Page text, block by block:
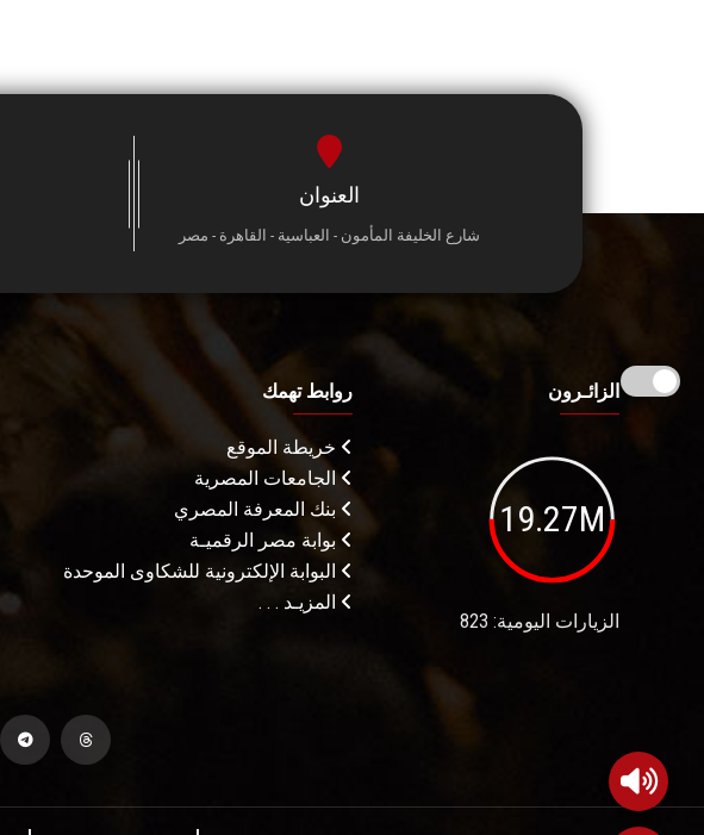
العنوان
شارع الخليفة المأمون - العباسية - القاهرة - مصر
الزائـرون
19.27M
الزيارات اليومية: 823
روابط تهمك
خريطة الموقع
الجامعات المصرية
بنك المعرفة المصري
بوابة مصر الرقميـة
البوابة الإلكترونية للشكاوى الموحدة
المزيـد . . .